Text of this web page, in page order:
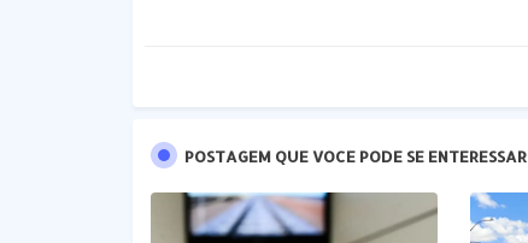
POSTAGEM QUE VOCE PODE SE ENTERESSAR